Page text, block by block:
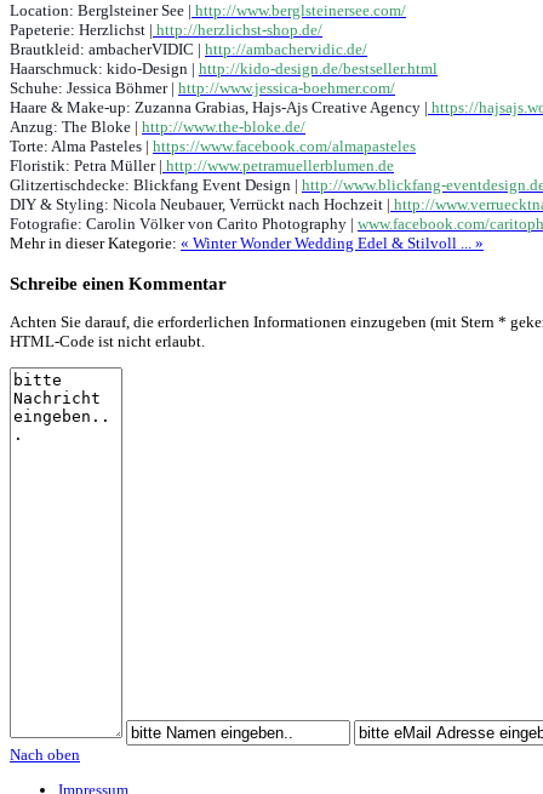
Location: Berglsteiner See | http://www.berglsteinersee.com/
Papeterie: Herzlichst | http://herzlichst-shop.de/
Brautkleid: ambacherVIDIC | http://ambachervidic.de/
Haarschmuck: kido-Design | http://kido-design.de/bestseller.html
Schuhe: Jessica Böhmer | http://www.jessica-boehmer.com/
Haare & Make-up: Zuzanna Grabias, Hajs-Ajs Creative Agency | https://
Anzug: The Bloke | http://www.the-bloke.de/
Torte: Alma Pasteles | https://www.facebook.com/almapasteles
Floristik: Petra Müller | http://www.petramuellerblumen.de
Glitzertischdecke: Blickfang Event Design | http://www.blickfang-
DIY & Styling: Nicola Neubauer, Verrückt nach Hochzeit | http://
Fotografie: Carolin Völker von Carito Photography | www.facebook.com/
Mehr in dieser Kategorie: « Winter Wonder Wedding Edel & Stilvoll ... »
Schreibe einen Kommentar
Achten Sie darauf, die erforderlichen Informationen einzugeben (mit Stern *
HTML-Code ist nicht erlaubt.
Nach oben
Impressum